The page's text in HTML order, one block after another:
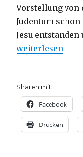
Vorstellung von
Judentum
Jesu entstanden
„Osterpredigt
weiterlesen
Sharen mit:
Facebook
Drucken